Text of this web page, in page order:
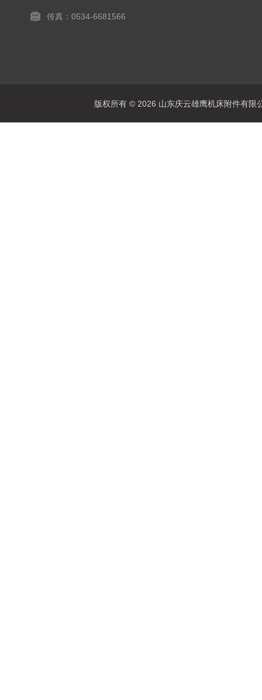
传真：0534-6681566
版权所有 © 2026 山东庆云雄鹰机床附件有